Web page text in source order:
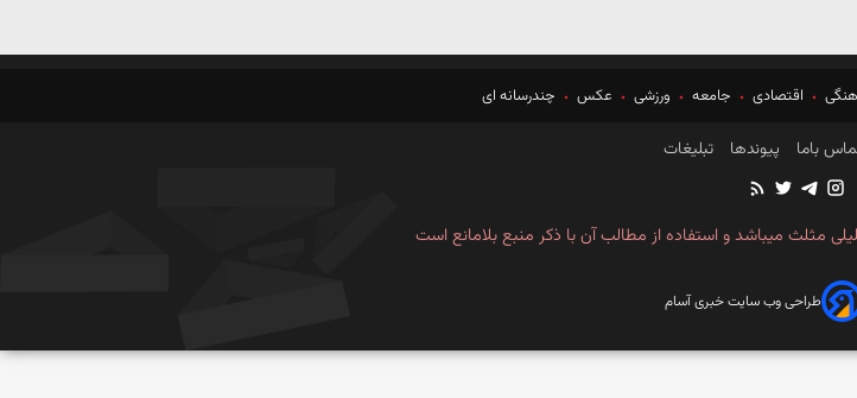
اقتصادی جامعه ورزشی عکس چندرسانه ای
باما پیوندها تبلیغات
مثلث میباشد و استفاده از مطالب آن با ذکر منبع بلامانع است
طراحی وب سایت خبری آسام